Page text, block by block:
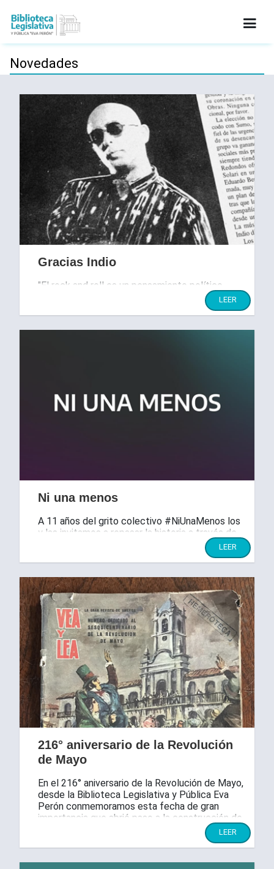
SERVICIOS
INFORMACIÓN LEGAL
CATÁLOGO
NOVEDADES
CONTACTO
Novedades
Gracias Indio
"El rock and roll es un pensamiento político
LEER
Ni una menos
A 11 años del grito colectivo #NiUnaMenos los
y las invitamos a repasar la historia a través de
material de nuestro acervo hemerográfico.LEER
216° aniversario de la Revolución
de Mayo
En el 216° aniversario de la Revolución de Mayo,
desde la Biblioteca Legislativa y Pública Eva
Perón conmemoramos esta fecha de gran
importancia que abrió paso a la construcción de
LEER